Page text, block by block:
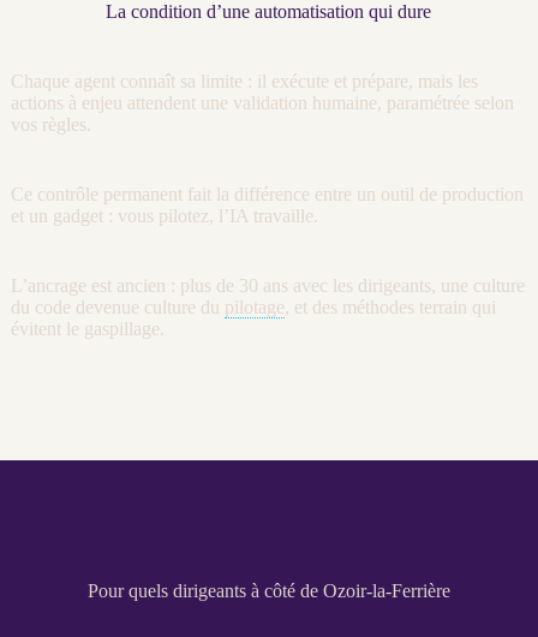
La condition d’une automatisation qui dure
Chaque agent connaît sa limite : il exécute et prépare, mais les
actions à enjeu attendent une validation humaine, paramétrée selon
vos règles.
Ce contrôle permanent fait la différence entre un outil de production
et un gadget : vous pilotez, l’IA travaille.
L’ancrage est ancien : plus de 30 ans avec les dirigeants, une culture
du code devenue culture du pilotage, et des méthodes terrain qui
évitent le gaspillage.
Pour quels dirigeants à côté de Ozoir-la-Ferrière